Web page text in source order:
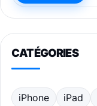
CATÉGORIES
iPhone iPad